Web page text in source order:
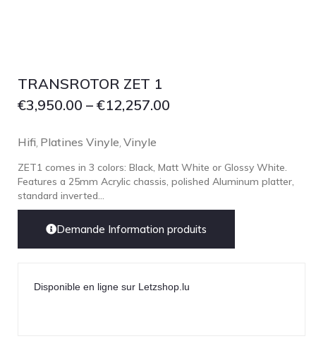
TRANSROTOR ZET 1
€3,950.00 – €12,257.00
Hifi Platines Vinyle Vinyle
ZET1 comes in 3 colors: Black, Matt White or Glossy White.
Features a 25mm Acrylic chassis, polished Aluminum platter,
standard inverted...
Demande Information produits
Disponible en ligne sur Letzshop.lu